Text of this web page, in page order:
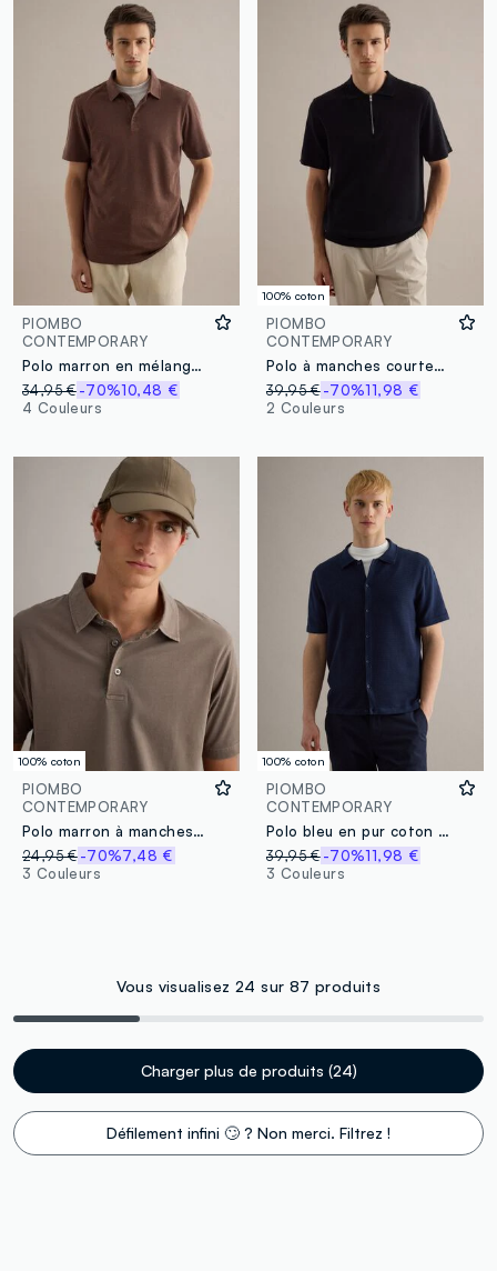
PIOMBO
CONTEMPORARY
Polo marron en mélange de lin et coton coupe régulière
34,95 €-70%10,48 €
4 Couleurs
100% coton
PIOMBO
CONTEMPORARY
Polo à manches courtes en pur coton noir coupe régulière avec zip
39,95 € -70%11,98 €
2 Couleurs
100% coton
PIOMBO
CONTEMPORARY
Polo marron à manches courtes en pur coton, coupe regular
24,95 €-70%7,48 €
3 Couleurs
100% coton
PIOMBO
CONTEMPORARY
Polo bleu en pur coton coupe régulière avec boutons
39,95 € -70%11,98 €
3 Couleurs
Vous visualisez 24 sur 87 produits
Charger plus de produits (24)
Défilement infini 🙄 ? Non merci. Filtrez !